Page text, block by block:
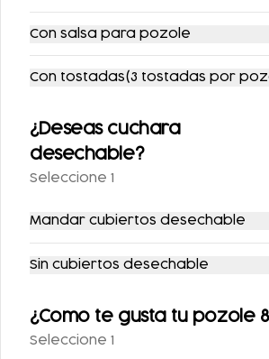
MOLLETES CON
GUISADO
$126.00
Con salsa para pozole
Con tostadas(3 tostadas por
¿Deseas cuchara
desechable?
Seleccione 1
Mandar cubiertos desechable
Sin cubiertos desechable
¿Como te gusta tu pozole
Seleccione 1